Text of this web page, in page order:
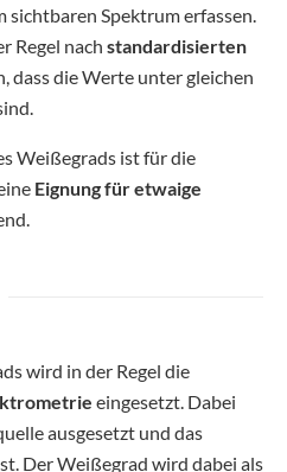
sichtbaren Spektrum erfassen.
Regel nach standardisierten
dass die Werte unter gleichen
Weißegrads ist für die
Eignung für etwaige
wird in der Regel die
eingesetzt. Dabei
ausgesetzt und das
Der Weißegrad wird dabei als